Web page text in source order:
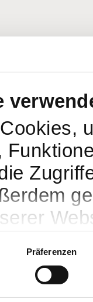
Präferenzen